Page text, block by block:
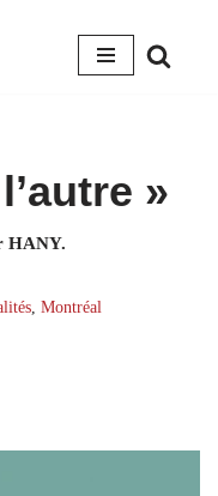
»
HANY.
Montréal